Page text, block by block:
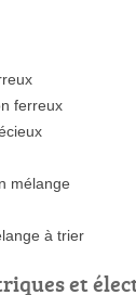
ferreux
mélange
à trier
et